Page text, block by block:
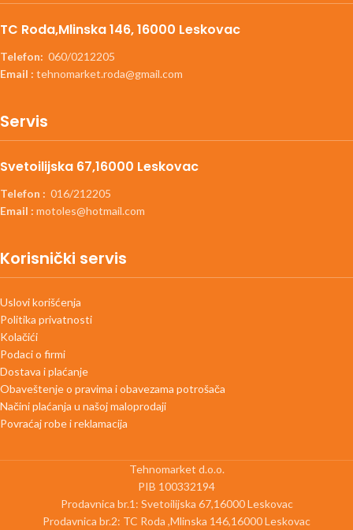
TC Roda,Mlinska 146, 16000 Leskovac
Telefon: 060/0212205
Email : tehnomarket.roda@gmail.com
Servis
Svetoilijska 67,16000 Leskovac
Telefon : 016/212205
Email : motoles@hotmail.com
Korisnički servis
Uslovi korišćenja
Politika privatnosti
Kolačići
Podaci o firmi
Dostava i plaćanje
Obaveštenje o pravima i obavezama potrošača
Načini plaćanja u našoj maloprodaji
Povraćaj robe i reklamacija
Tehnomarket d.o.o.
PIB 100332194
Prodavnica br.1: Svetoilijska 67,16000 Leskovac
Prodavnica br.2: TC Roda ,Mlinska 146,16000 Leskovac